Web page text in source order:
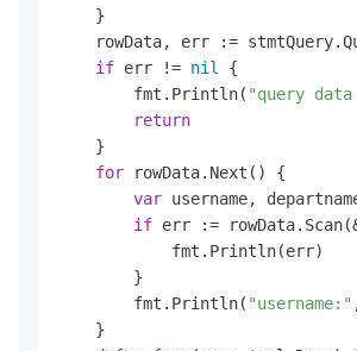
    }
rowData, err :=
if err != nil {
        fmt.Println(
"query
return
    }
for rowData.Next() {
var username,
if err :=
            fmt.Println(err)
        }
        fmt.Println(
"username:"
    }